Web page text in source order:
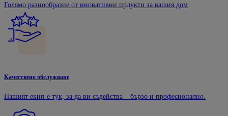
Голямо разнообразие от иновативни прдукти за вашия дом
Качествено обслужване
Нашият екип е тук, за да ви съдейства – бързо и професионално.